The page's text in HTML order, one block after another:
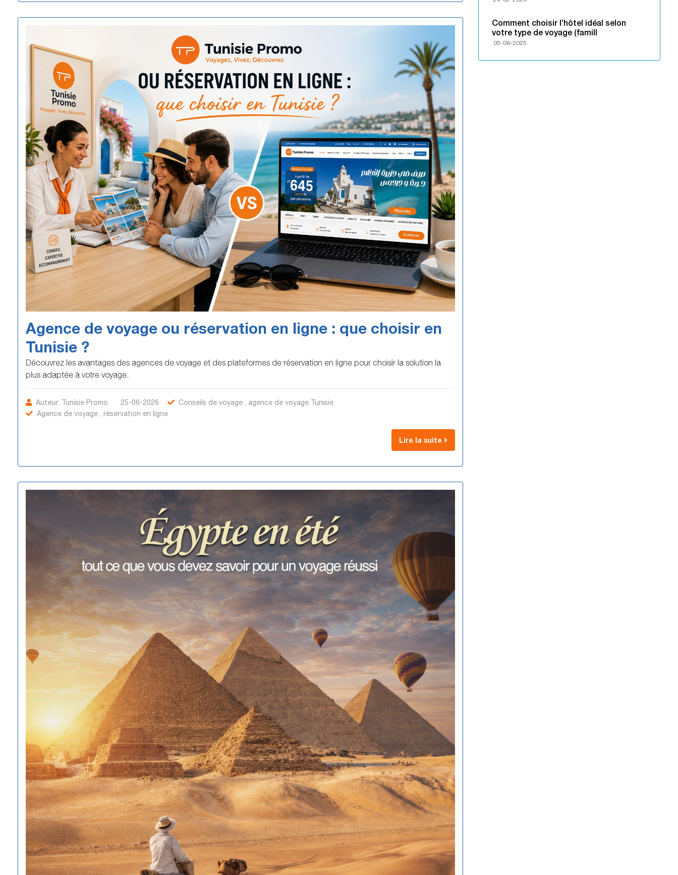
Agence de voyage ou réservation en ligne : que choisir en
Tunisie ?
Découvrez les avantages des agences de voyage et des plateformes de réservation en ligne pour choisir la solution la
plus adaptée à votre voyage.
Auteur: Tunisie Promo 25-06-2026
Conseils de voyage , agence de voyage Tunisie
Agence de voyage , réservation en ligne
Lire la suite
Comment choisir l’hôtel idéal selon
votre type de voyage (famill
05-08-2025